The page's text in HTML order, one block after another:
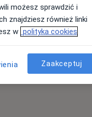
możesz sprawdzić i
znajdziesz również linki
w polityka cookies
Zaakceptuj